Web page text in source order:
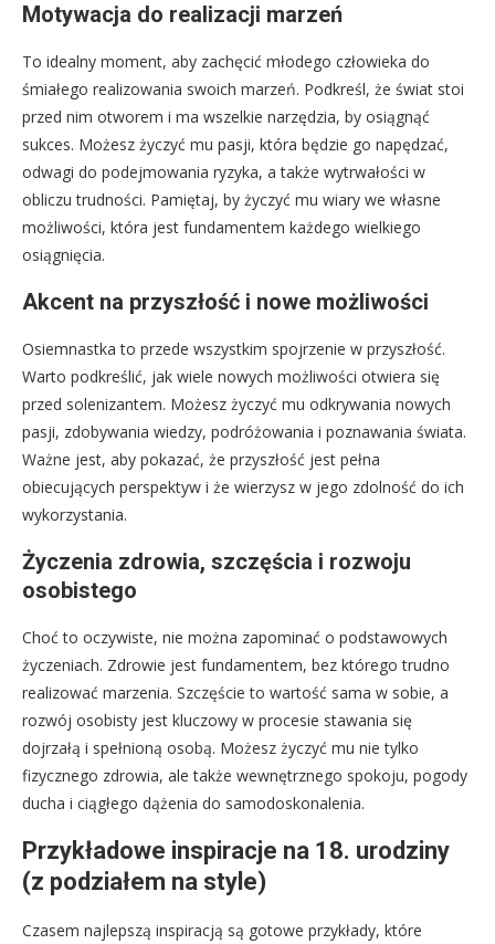
Motywacja do realizacji marzeń
To idealny moment, aby zachęcić młodego człowieka do
śmiałego realizowania swoich marzeń. Podkreśl, że świat stoi
przed nim otworem i ma wszelkie narzędzia, by osiągnąć
sukces. Możesz życzyć mu pasji, która będzie go napędzać,
odwagi do podejmowania ryzyka, a także wytrwałości w
obliczu trudności. Pamiętaj, by życzyć mu wiary we własne
możliwości, która jest fundamentem każdego wielkiego
osiągnięcia.
Akcent na przyszłość i nowe możliwości
Osiemnastka to przede wszystkim spojrzenie w przyszłość.
Warto podkreślić, jak wiele nowych możliwości otwiera się
przed solenizantem. Możesz życzyć mu odkrywania nowych
pasji, zdobywania wiedzy, podróżowania i poznawania świata.
Ważne jest, aby pokazać, że przyszłość jest pełna
obiecujących perspektyw i że wierzysz w jego zdolność do ich
wykorzystania.
Życzenia zdrowia, szczęścia i rozwoju
osobistego
Choć to oczywiste, nie można zapominać o podstawowych
życzeniach. Zdrowie jest fundamentem, bez którego trudno
realizować marzenia. Szczęście to wartość sama w sobie, a
rozwój osobisty jest kluczowy w procesie stawania się
dojrzałą i spełnioną osobą. Możesz życzyć mu nie tylko
fizycznego zdrowia, ale także wewnętrznego spokoju, pogody
ducha i ciągłego dążenia do samodoskonalenia.
Przykładowe inspiracje na 18. urodziny
(z podziałem na style)
Czasem najlepszą inspiracją są gotowe przykłady, które